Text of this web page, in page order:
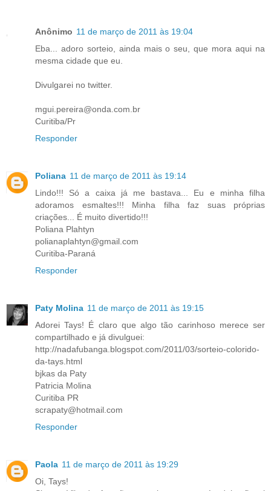
Anônimo 11 de março de 2011 às 19:04
Eba... adoro sorteio, ainda mais o seu, que mora aqui na
mesma cidade que eu.
Divulgarei no twitter.
mgui.pereira@onda.com.br
Curitiba/Pr
Responder
Poliana 11 de março de 2011 às 19:14
Lindo!!! Só a caixa já me bastava... Eu e minha filha
adoramos esmaltes!!! Minha filha faz suas próprias
criações... É muito divertido!!!
Poliana Plahtyn
polianaplahtyn@gmail.com
Curitiba-Paraná
Responder
Paty Molina 11 de março de 2011 às 19:15
Adorei Tays! É claro que algo tão carinhoso merece ser
compartilhado e já divulguei:
http://nadafubanga.blogspot.com/2011/03/sorteio-colorido-
da-tays.html
bjkas da Paty
Patricia Molina
Curitiba PR
scrapaty@hotmail.com
Responder
Paola 11 de março de 2011 às 19:29
Oi, Tays!